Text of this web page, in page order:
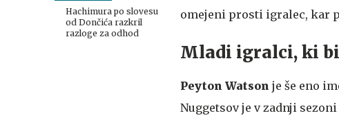
Hachimura po slovesu
od Dončića razkril
razloge za odhod
omejeni prosti igralec, kar
Mladi igralci, ki
Peyton Watson je še eno
Nuggetsov je v zadnji